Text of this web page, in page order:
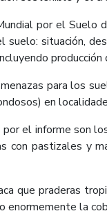
por el Suelo
suelo: situación,
para los
en
por el informe son
con pastizales y
que praderas
enormemente la